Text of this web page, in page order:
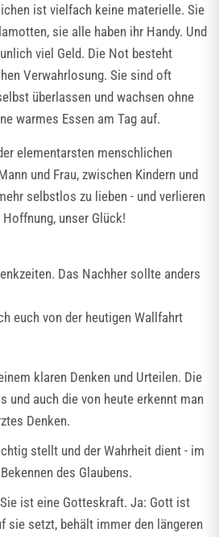
ist vielfach keine materielle. Sie
sie alle haben ihr Handy. Und
viel Geld. Die Not besteht
Verwahrlosung. Sie sind oft
überlassen und wachsen ohne
warmes Essen am Tag auf.
elementarsten menschlichen
und Frau, zwischen Kindern und
selbstlos zu lieben - und verlieren
unser Glück!
Das Nachher sollte anders
euch von der heutigen Wallfahrt
klaren Denken und Urteilen. Die
und auch die von heute erkennt man
Denken.
stellt und der Wahrheit dient - im
des Glaubens.
ist eine Gotteskraft. Ja: Gott ist
sie setzt, behält immer den längeren